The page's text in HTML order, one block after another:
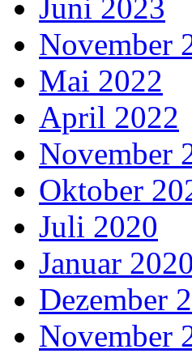
Juni 2023
November
Mai 2022
April 2022
November
Oktober
Juli 2020
Januar 2020
Dezember
November